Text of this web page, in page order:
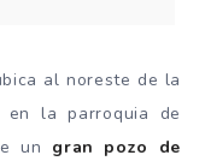
al noreste de la
en la parroquia de
un gran pozo de